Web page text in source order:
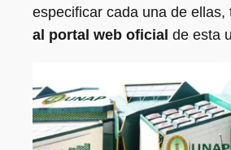
especificar cada una de ellas,
al portal web oficial de esta